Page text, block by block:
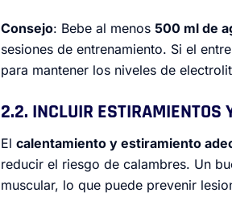
Consejo: Bebe al menos 500 ml de
sesiones de entrenamiento. Si el
para mantener los niveles de
2.2. INCLUIR ESTIRAMIENTOS
El calentamiento y estiramiento
reducir el riesgo de calambres. Un
muscular, lo que puede prevenir